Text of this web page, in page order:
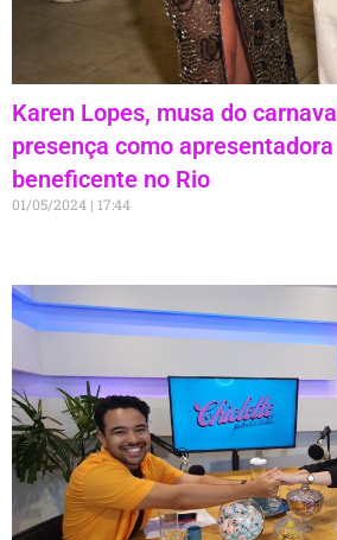
Karen Lopes, musa do
presença como
beneficente no Rio
01/05/2024 17:44